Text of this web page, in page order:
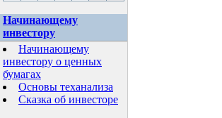
Начинающему
инвестору
Начинающему
инвестору о ценных
бумагах
Основы теханализа
Сказка об инвесторе